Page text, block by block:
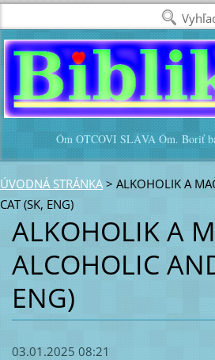
Óm OTCOVI SLÁVA Óm. Boriť
ÚVODNÁ STRÁNKA > ALKOHOLIK A
CAT (SK, ENG)
ALKOHOLIK A
ALCOHOLIC
ENG)
03.01.2025 08:21